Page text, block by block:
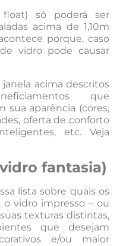
só poderá ser
acima de 1,10m
porque, caso
vidro pode causar
acima descritos
que
sua aparência (cores,
oferta de conforto
etc. Veja
fantasia)
lista sobre quais os
vidro impresso – ou
texturas distintas,
que desejam
e/ou maior